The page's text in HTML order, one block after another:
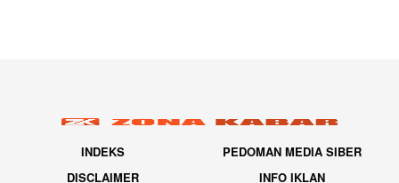
INDEKS
PEDOMAN MEDIA SIBER
DISCLAIMER
INFO IKLAN